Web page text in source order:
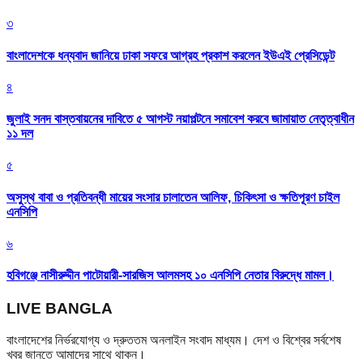
৩
বাংলাদেশকে ধন্যবাদ জানিয়ে ঢাকা সফরে আগ্রহ প্রকাশ করলেন ইউএই প্রেসিডেন্ট
৪
জুলাই সনদ বাস্তবায়নের দাবিতে ৫ আগস্ট নয়াপল্টনে সমাবেশ করবে জামায়াত নেতৃত্বাধীন
১১ দল
৫
অসুস্থ বাবা ও প্রতিবন্ধী মায়ের সংসার চালাতেন আলিফ, চিকিৎসা ও ক্ষতিপূরণ চাইল
এনসিপি
৬
হবিগঞ্জে নাসীরুদ্দীন পাটোয়ারী-সারজিস আলমসহ ১০ এনসিপি নেতার বিরুদ্ধে মামল।
LIVE BANGLA
বাংলাদেশের নির্ভরযোগ্য ও দ্রুততম অনলাইন সংবাদ মাধ্যম। দেশ ও বিশ্বের সর্বশেষ
খবর জানতে আমাদের সাথে থাকুন।